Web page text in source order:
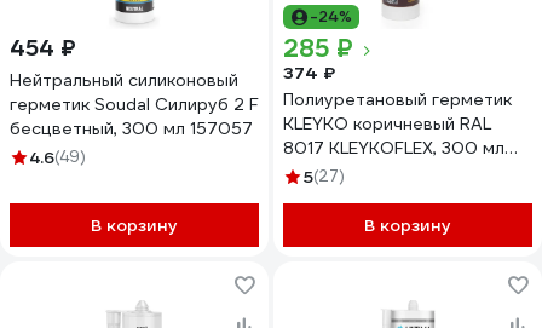
454 ₽
Нейтральный силиконовый
герметик Soudal Силируб 2 F
бесцветный, 300 мл 157057
4.6(49)
В корзину
-24%
285 ₽
374 ₽
Полиуретановый герметик
KLEYKO коричневый RAL
8017 KLEYKOFLEX, 300 мл
KFX-BR-300
5(27)
В корзину